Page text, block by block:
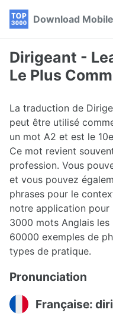
Skip
navigation
Skip
Skip
Download
Dirigeant -
Le Plus
La traduction de
peut être utilisé
un mot A2 et est le
Ce mot revient
profession. Vous
et vous pouvez
phrases pour le
notre application pour
3000 mots Anglais
60000 exemples de
types de pratique.
Pronunciation
Française: